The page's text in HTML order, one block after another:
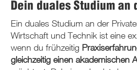
Dein duales Studium an
Ein duales Studium an der
Wirtschaft und Technik ist eine
wenn du frühzeitig
gleichzeitig einen akademischen